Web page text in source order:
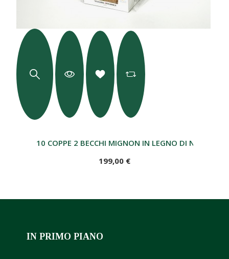
10 COPPE 2 BECCHI MIGNON IN LEGNO DI NOCE
199,00 €
IN PRIMO PIANO